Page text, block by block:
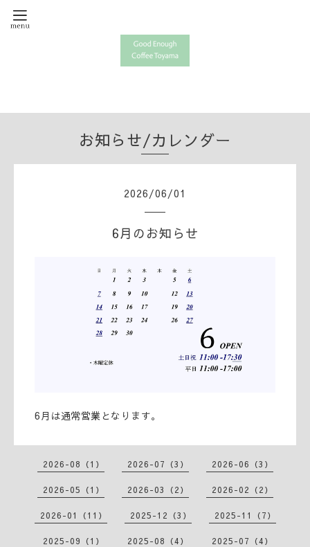
お知らせ/カレンダー
2026/06/01
6月のお知らせ
6月は通常営業となります。
2026-08（1） 2026-07（3） 2026-06（3）
2026-05（1） 2026-03（2） 2026-02（2）
2026-01（11） 2025-12（3） 2025-11（7）
2025-09（1） 2025-08（4） 2025-07（4）